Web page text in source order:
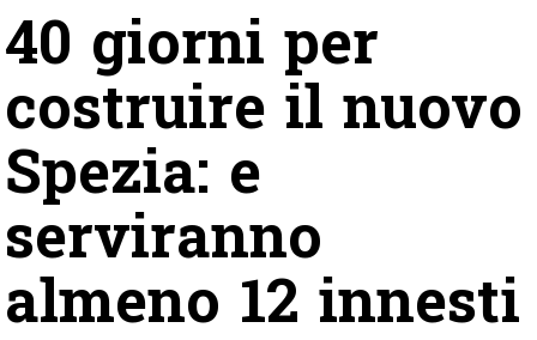
40 giorni per
costruire il nuovo
Spezia: e
serviranno
almeno 12 innesti